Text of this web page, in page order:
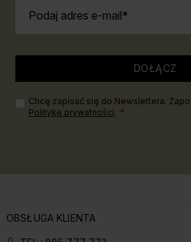
Podaj adres e-mail
DOŁĄCZ
Chcę zapisać się do Newslettera.
Politykę prywatności.
OBSŁUGA KLIENTA